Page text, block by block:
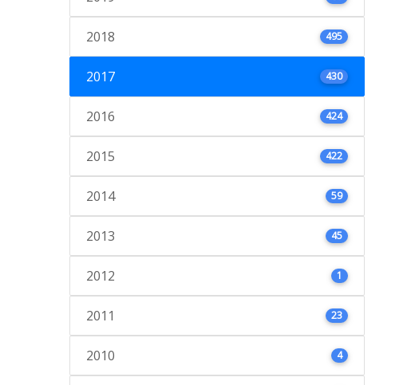
2018 495
2017 430
2016 424
2015 422
2014 59
2013 45
2012 1
2011 23
2010 4